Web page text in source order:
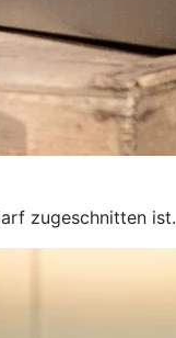
zugeschnitten ist.